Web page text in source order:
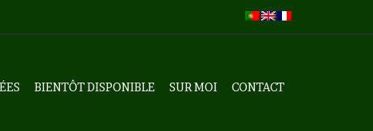
BIENTÔT DISPONIBLE SUR MOI CONTACT